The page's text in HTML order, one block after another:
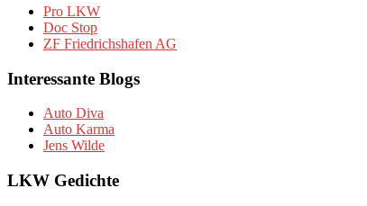
Pro LKW
Doc Stop
ZF Friedrichshafen AG
Interessante Blogs
Auto Diva
Auto Karma
Jens Wilde
LKW Gedichte